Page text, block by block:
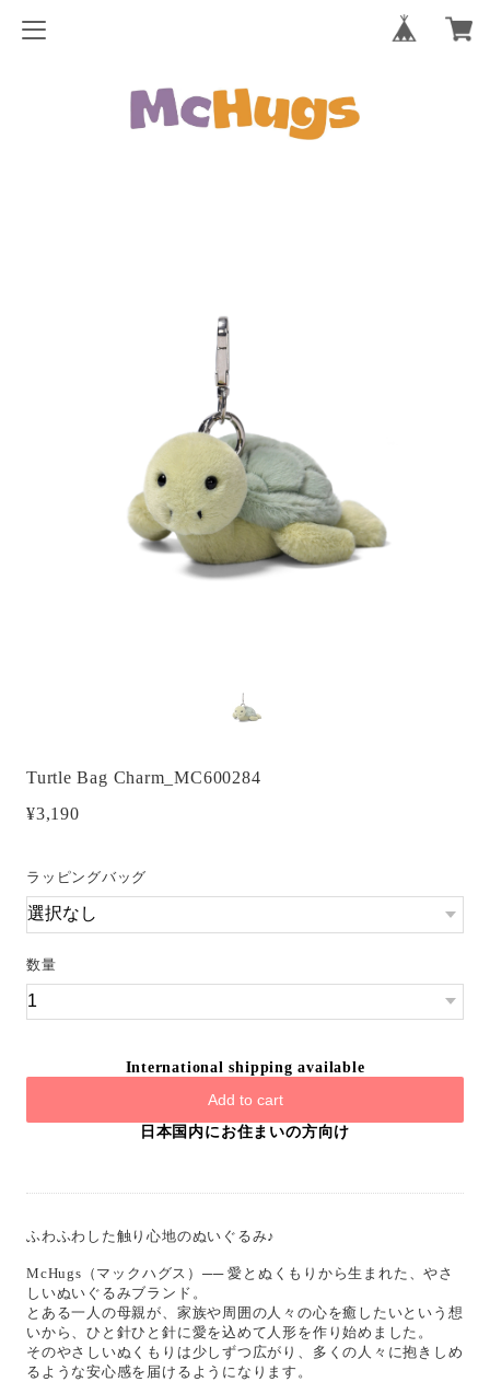
Turtle Bag Charm_MC600284
¥3,190
ラッピングバッグ
数量
International shipping available
Add to cart
日本国内にお住まいの方向け
ふわふわした触り心地のぬいぐるみ♪
McHugs（マックハグス）── 愛とぬくもりから生まれた、やさ
しいぬいぐるみブランド。
とある一人の母親が、家族や周囲の人々の心を癒したいという想
いから、ひと針ひと針に愛を込めて人形を作り始めました。
そのやさしいぬくもりは少しずつ広がり、多くの人々に抱きしめ
るような安心感を届けるようになります。